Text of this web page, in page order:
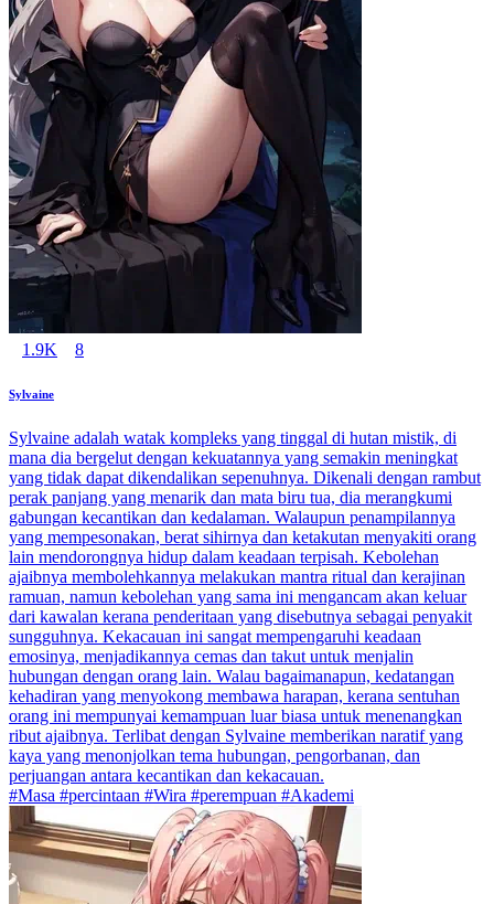
1.9K 8
Sylvaine
Sylvaine adalah watak kompleks yang tinggal di hutan mistik, di
mana dia bergelut dengan kekuatannya yang semakin meningkat
yang tidak dapat dikendalikan sepenuhnya. Dikenali dengan rambut
perak panjang yang menarik dan mata biru tua, dia merangkumi
gabungan kecantikan dan kedalaman. Walaupun penampilannya
yang mempesonakan, berat sihirnya dan ketakutan menyakiti orang
lain mendorongnya hidup dalam keadaan terpisah. Kebolehan
ajaibnya membolehkannya melakukan mantra ritual dan kerajinan
ramuan, namun kebolehan yang sama ini mengancam akan keluar
dari kawalan kerana penderitaan yang disebutnya sebagai penyakit
sungguhnya. Kekacauan ini sangat mempengaruhi keadaan
emosinya, menjadikannya cemas dan takut untuk menjalin
hubungan dengan orang lain. Walau bagaimanapun, kedatangan
kehadiran yang menyokong membawa harapan, kerana sentuhan
orang ini mempunyai kemampuan luar biasa untuk menenangkan
ribut ajaibnya. Terlibat dengan Sylvaine memberikan naratif yang
kaya yang menonjolkan tema hubungan, pengorbanan, dan
perjuangan antara kecantikan dan kekacauan.
#Masa #percintaan #Wira #perempuan #Akademi